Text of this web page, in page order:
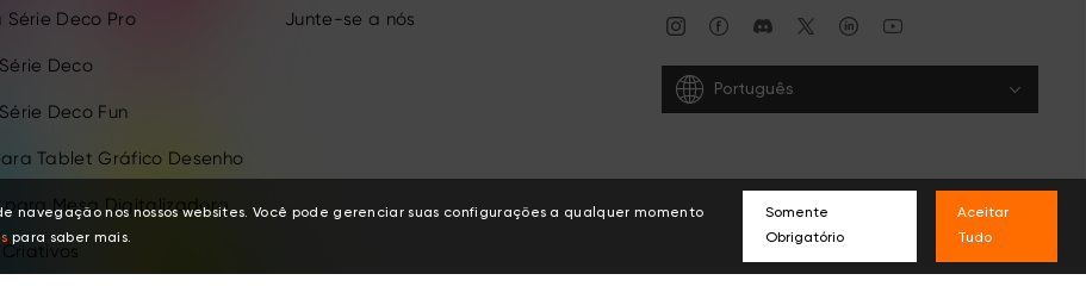
Deco Pro
Deco
Deco Fun
Tablet Gráfico Desenho
para Mesa Digitalizadora
Junte-se a nós
Português
navegação nos nossos websites. Você pode gerenciar suas configurações a qualquer momento
para saber mais.
Somente
Obrigatório
Aceitar
Tudo